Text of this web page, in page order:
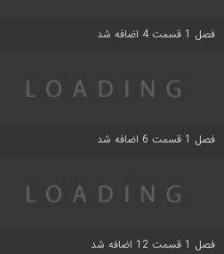
فصل 1 قسمت 4 اضافه شد
فصل 1 قسمت 6 اضافه شد
فصل 1 قسمت 12 اضافه شد